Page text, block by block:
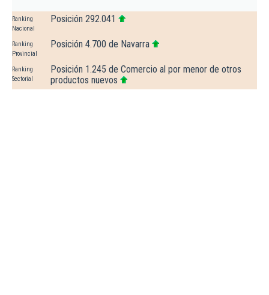
Ranking
Nacional
Posición 292.041
Ranking
Provincial
Posición 4.700 de Navarra
Ranking
Sectorial
Posición 1.245 de Comercio al por menor de otros
productos nuevos